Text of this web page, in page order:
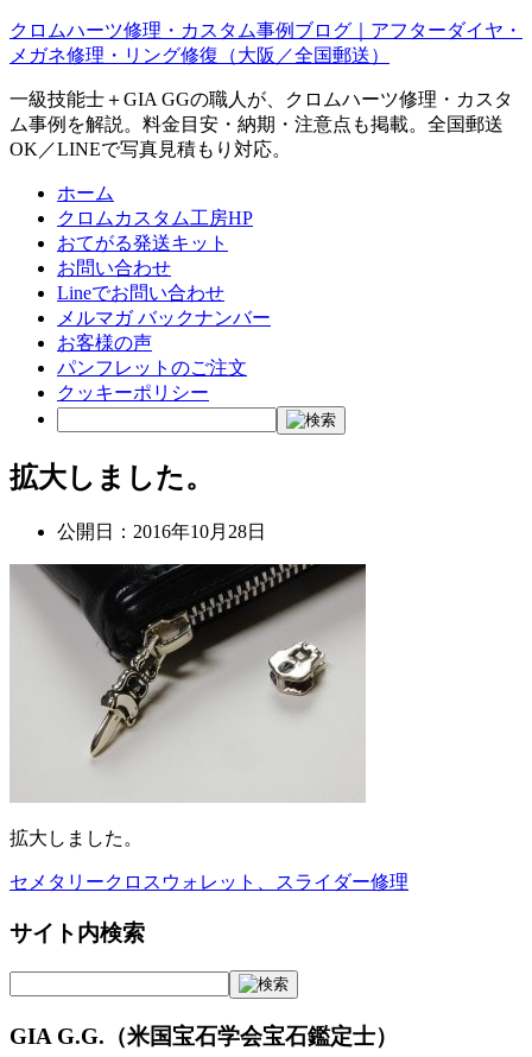
クロムハーツ修理・カスタム事例ブログ｜アフターダイヤ・
メガネ修理・リング修復（大阪／全国郵送）
一級技能士＋GIA GGの職人が、クロムハーツ修理・カスタ
ム事例を解説。料金目安・納期・注意点も掲載。全国郵送
OK／LINEで写真見積もり対応。
ホーム
クロムカスタム工房HP
おてがる発送キット
お問い合わせ
Lineでお問い合わせ
メルマガ バックナンバー
お客様の声
パンフレットのご注文
クッキーポリシー
拡大しました。
公開日： 2016年10月28日
拡大しました。
投
稿
ナ
ビ
ゲ
セメタリークロスウォレット、スライダー修理
サイト内検索
GIA G.G.（米国宝石学会宝石鑑定士）